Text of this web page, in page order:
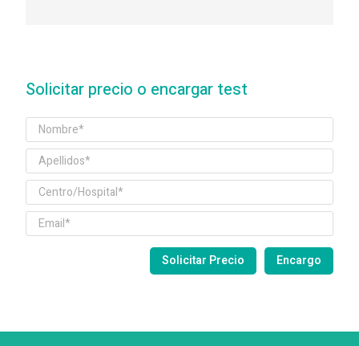
Solicitar precio o encargar test